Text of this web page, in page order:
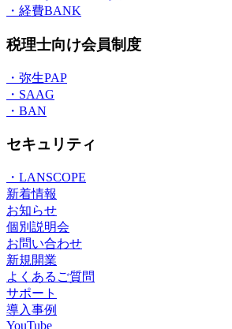
・経費BANK
税理士向け会員制度
・弥生PAP
・SAAG
・BAN
セキュリティ
・LANSCOPE
新着情報
お知らせ
個別説明会
お問い合わせ
新規開業
よくあるご質問
サポート
導入事例
YouTube